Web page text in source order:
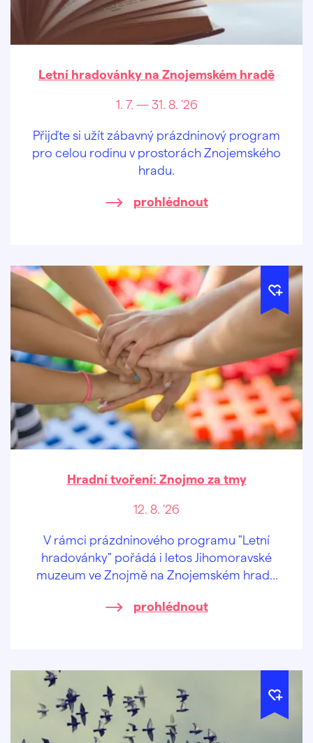
Letní hradovánky na Znojemském hradě
1. 7. — 31. 8. '26
Přijďte si užít zábavný prázdninový program
pro celou rodinu v prostorách Znojemského
hradu.
prohlédnout
Hradní tvoření: Znojmo za tmy
12. 8. '26
V rámci prázdninového programu "Letní
hradovánky" pořádá i letos Jihomoravské
muzeum ve Znojmě na Znojemském hradě
jejich pra/rodiče.
prohlédnout